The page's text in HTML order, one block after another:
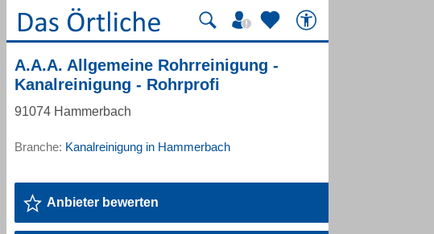
A.A.A. Allgemeine Rohrreinigung -
Kanalreinigung - Rohrprofi
91074 Hammerbach
Branche: Kanalreinigung in Hammerbach
Anbieter bewerten